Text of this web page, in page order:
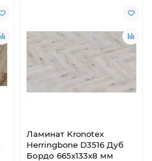
Ламинат Kronotex
Herringbone D3516 Дуб
Бордо 665х133х8 мм